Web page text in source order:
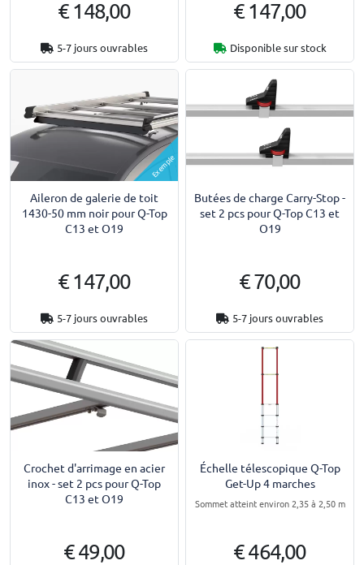
€ 148,00
5-7 jours ouvrables
€ 147,00
Disponible sur stock
Exemple
Aileron de galerie de toit
1430-50 mm noir pour Q-Top
C13 et O19
€ 147,00
5-7 jours ouvrables
Butées de charge Carry-Stop -
set 2 pcs pour Q-Top C13 et
O19
€ 70,00
5-7 jours ouvrables
Crochet d'arrimage en acier
inox - set 2 pcs pour Q-Top
C13 et O19
€ 49,00
Échelle télescopique Q-Top
Get-Up 4 marches
Sommet atteint environ 2,35 à 2,50 m
€ 464,00